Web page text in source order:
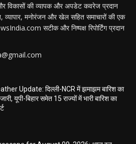
विकासों की व्यापक और अपडेट कवरेज प्रदान
व्यापार, मनोरंजन और खेल सहित समाचारों की एक
सटीक और निष्पक्ष रिपोर्टिंग प्रदान
Update: दिल्ली-NCR में झमाझम बारिश का
यूपी-बिहार समेत 15 राज्यों में भारी बारिश का